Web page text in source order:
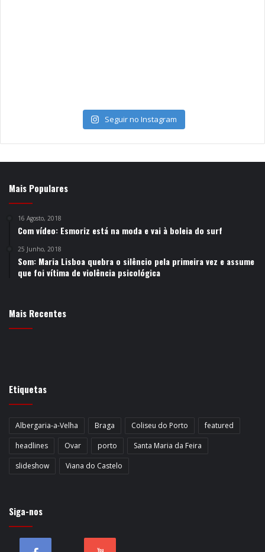
Seguir no Instagram
Mais Populares
16 Agosto, 2018
Com vídeo: Esmoriz está na moda e vai à boleia do surf
25 Junho, 2018
Som: Maria Lisboa quebra o silêncio pela primeira vez e assume
que foi vítima de violência psicológica
Mais Recentes
Etiquetas
Albergaria-a-Velha Braga Coliseu do Porto
featured
headlines
Ovar porto
Santa Maria da Feira
slideshow
Viana do Castelo
Siga-nos